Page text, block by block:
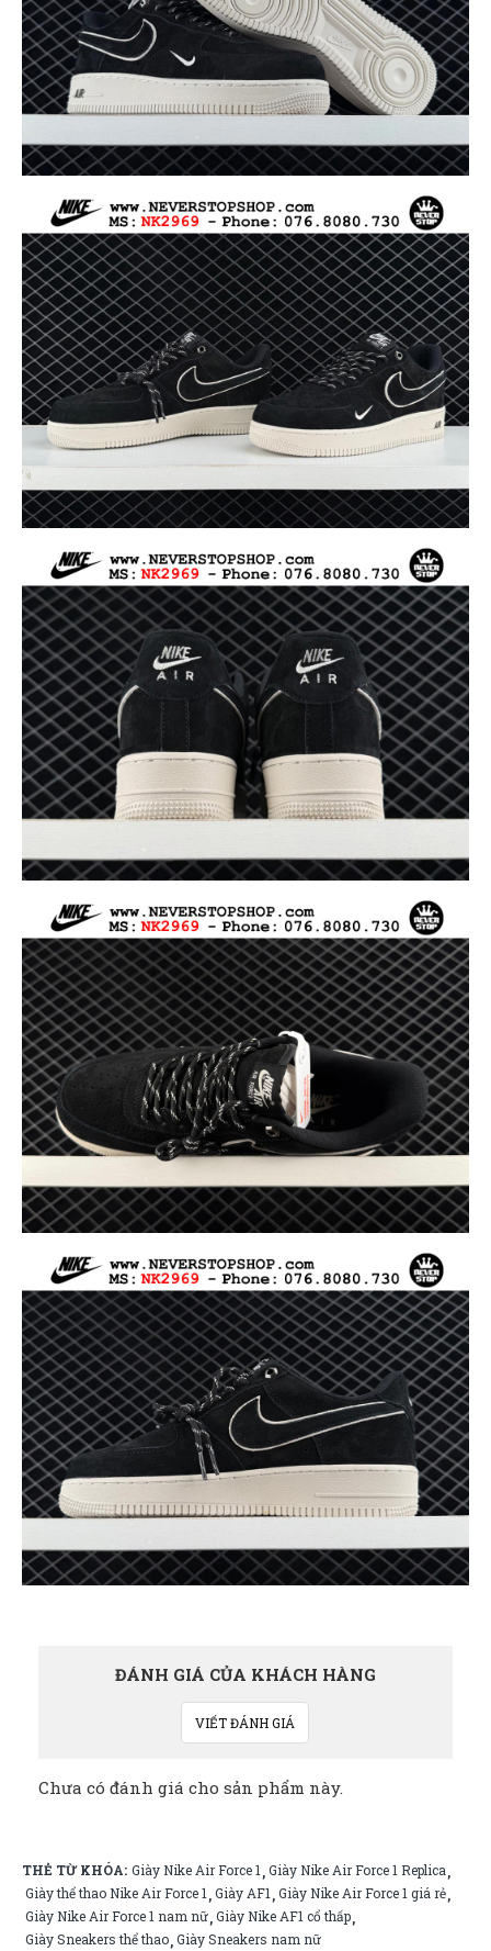
ĐÁNH GIÁ CỦA KHÁCH HÀNG
VIẾT ĐÁNH GIÁ
Chưa có đánh giá cho sản phẩm này.
THẺ TỪ KHÓA: Giày Nike Air Force 1,Giày Nike Air Force 1 Replica,
Giày thể thao Nike Air Force 1,Giày AF1,Giày Nike Air Force 1 giá rẻ,
Giày Nike Air Force 1 nam nữ,Giày Nike AF1 cổ thấp,
Giày Sneakers thể thao,Giày Sneakers nam nữ